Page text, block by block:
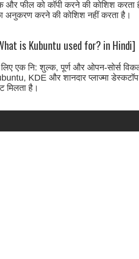
और फील को कॉपी करने की कोशिश
अनुकरण करने की कोशिश नहीं करता है।
is Kubuntu used for? in Hindi]
एक नि: शुल्क, पूर्ण और ओपन-सोर्स
KDE और शानदार प्लाज्मा
मिलता है।